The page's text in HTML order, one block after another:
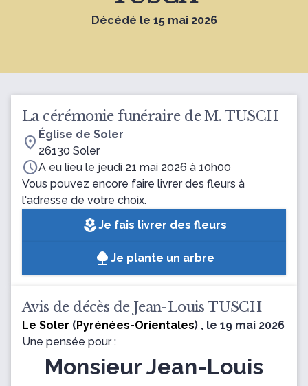
Décédé le 15 mai 2026
La cérémonie funéraire de M. TUSCH
location_on Église de Soler
26130 Soler
scheduleA eu lieu le jeudi 21 mai 2026 à 10h00
Vous pouvez encore faire livrer des fleurs à
l'adresse de votre choix.
local_floristJe fais livrer des fleurs
Je plante un arbre
Avis de décès de Jean-Louis TUSCH
Le Soler (Pyrénées-Orientales) , le 19 mai 2026
Une pensée pour :
Monsieur Jean-Louis